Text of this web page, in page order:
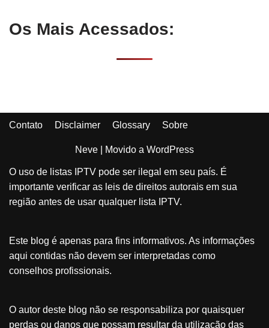
Os Mais Acessados:
Contato Disclaimer Glossary Sobre
Neve | Movido a WordPress
O uso de listas IPTV pode ser ilegal em seu país. É
importante verificar as leis de direitos autorais em sua
região antes de usar qualquer lista IPTV.
Este blog é apenas para fins informativos. As informações
aqui contidas não devem ser interpretadas como
conselhos profissionais.
O autor deste blog não se responsabiliza por quaisquer
perdas ou danos que possam resultar da utilização das